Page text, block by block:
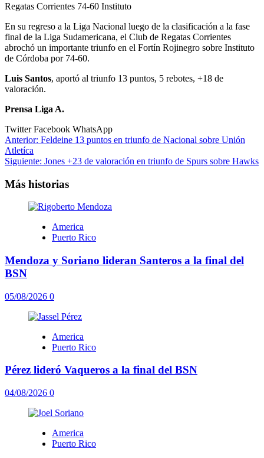
Regatas Corrientes 74-60 Instituto
En su regreso a la Liga Nacional luego de la clasificación a la fase
final de la Liga Sudamericana, el Club de Regatas Corrientes
abrochó un importante triunfo en el Fortín Rojinegro sobre Instituto
de Córdoba por 74-60.
Luis Santos, aportó al triunfo 13 puntos, 5 rebotes, +18 de
valoración.
Prensa Liga A.
TwitterFacebook WhatsApp
Navegación
de
Anterior: Feldeine 13 puntos en triunfo de Nacional sobre Unión
Atletíca
Siguiente: Jones +23 de valoración en triunfo de Spurs sobre Hawks
Más historias
America
Puerto Rico
Mendoza y Soriano lideran Santeros a la final del
BSN
05/08/2026 0
America
Puerto Rico
Pérez lideró Vaqueros a la final del BSN
04/08/2026 0
America
Puerto Rico